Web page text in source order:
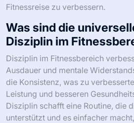
Fitnessreise zu verbessern.
Was sind die
Disziplin im
Disziplin im Fitnessbereich
Ausdauer und mentale
die Konsistenz, was zu
Leistung und besseren
Disziplin schafft eine Routine, die
unterstützt und es einfacher